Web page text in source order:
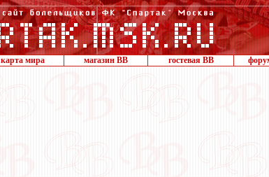
карта мира магазин ВВ гостевая ВВ